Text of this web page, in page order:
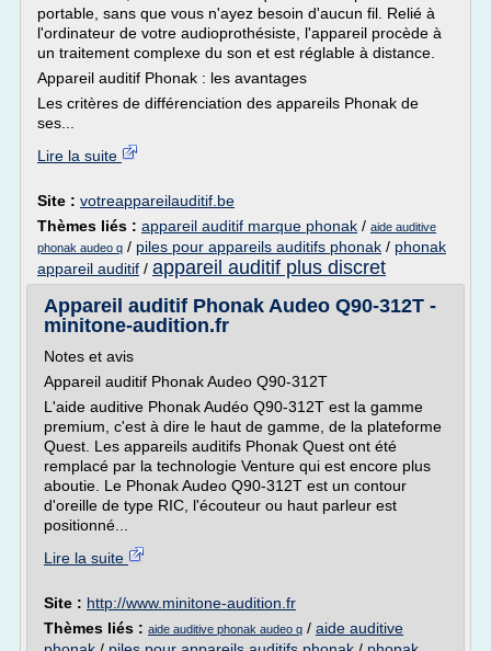
portable, sans que vous n'ayez besoin d'aucun fil. Relié à
l'ordinateur de votre audioprothésiste, l'appareil procède à
un traitement complexe du son et est réglable à distance.
Appareil auditif Phonak : les avantages
Les critères de différenciation des appareils Phonak de
ses...
Lire la suite
Site : votreappareilauditif.be
Thèmes liés : appareil auditif marque phonak / aide auditive
phonak audeo q / piles pour appareils auditifs phonak / phonak
appareil auditif / appareil auditif plus discret
Appareil auditif Phonak Audeo Q90-312T -
minitone-audition.fr
Notes et avis
Appareil auditif Phonak Audeo Q90-312T
L'aide auditive Phonak Audéo Q90-312T est la gamme
premium, c'est à dire le haut de gamme, de la plateforme
Quest. Les appareils auditifs Phonak Quest ont été
remplacé par la technologie Venture qui est encore plus
aboutie. Le Phonak Audeo Q90-312T est un contour
d'oreille de type RIC, l'écouteur ou haut parleur est
positionné...
Lire la suite
Site : http://www.minitone-audition.fr
Thèmes liés : aide auditive phonak audeo q / aide auditive